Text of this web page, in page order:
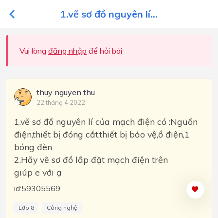
1.vẽ sơ đồ nguyên lí...
Vui lòng đăng nhập để hỏi bài
thuy nguyen thu
22 tháng 4 2022
1.vẽ sơ đồ nguyên lí của mạch điện có :Nguồn
điện,thiết bị đóng cắt,thiết bị bảo vệ,ổ điện,1
bóng đèn
2.Hãy vẽ sơ đồ lắp đặt mạch điện trên
giúp e với ạ
id:59305569
Lớp 8 Công nghệ